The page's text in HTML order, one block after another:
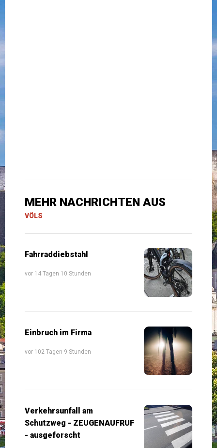
MEHR NACHRICHTEN AUS
VÖLS
Fahrraddiebstahl
vor 14 Tagen 10 Stunden
Einbruch im Firma
vor 102 Tagen 9 Stunden
Verkehrsunfall am
Schutzweg - ZEUGENAUFRUF
- ausgeforscht